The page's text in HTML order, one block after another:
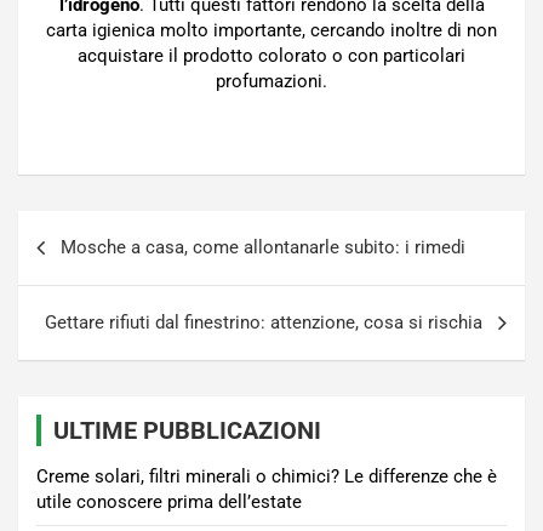
l’idrogeno. Tutti questi fattori rendono la scelta della
carta igienica molto importante, cercando inoltre di non
acquistare il prodotto colorato o con particolari
profumazioni.
Mosche a casa, come allontanarle subito: i rimedi
Gettare rifiuti dal finestrino: attenzione, cosa si rischia
ULTIME PUBBLICAZIONI
Creme solari, filtri minerali o chimici? Le differenze che è
utile conoscere prima dell’estate